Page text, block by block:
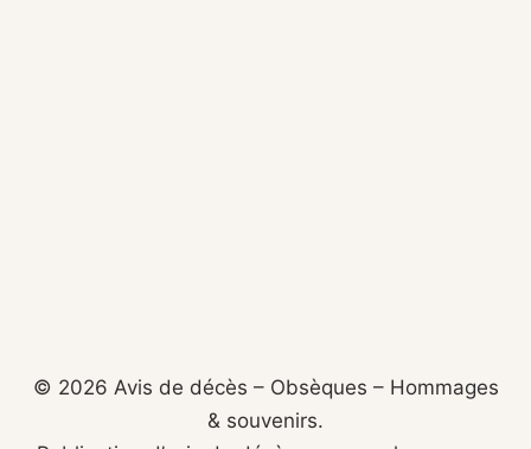
© 2026 Avis de décès – Obsèques – Hommages
& souvenirs.